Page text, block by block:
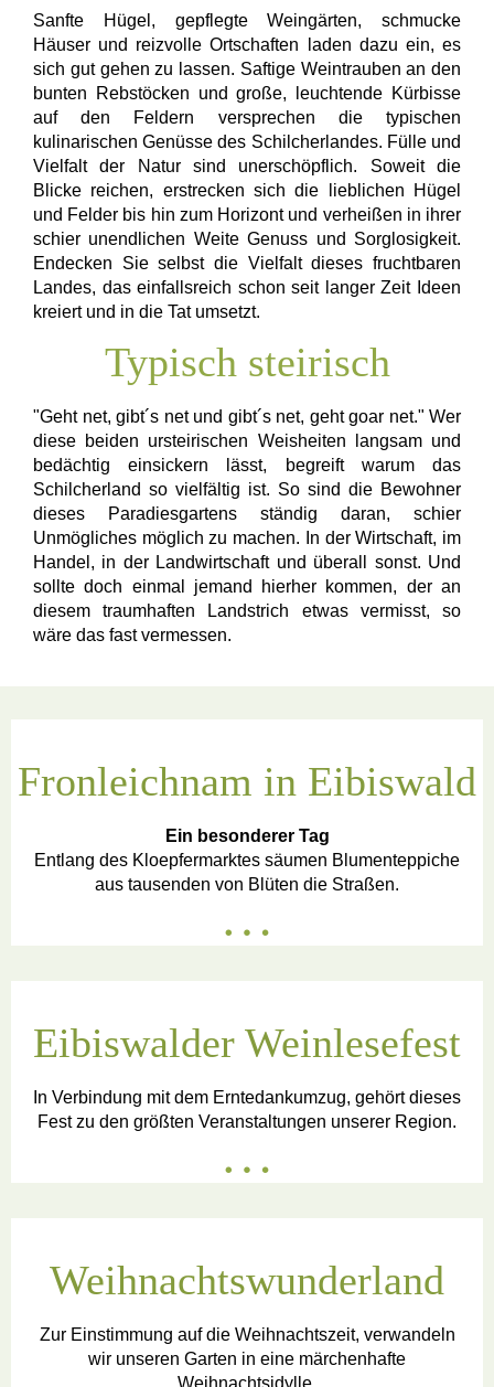
Sanfte Hügel, gepflegte Weingärten, schmucke
Häuser und reizvolle Ortschaften laden dazu ein, es
sich gut gehen zu lassen. Saftige Weintrauben an den
bunten Rebstöcken und große, leuchtende Kürbisse
auf den Feldern versprechen die typischen
kulinarischen Genüsse des Schilcherlandes. Fülle und
Vielfalt der Natur sind unerschöpflich. Soweit die
Blicke reichen, erstrecken sich die lieblichen Hügel
und Felder bis hin zum Horizont und verheißen in ihrer
schier unendlichen Weite Genuss und Sorglosigkeit.
Endecken Sie selbst die Vielfalt dieses fruchtbaren
Landes, das einfallsreich schon seit langer Zeit Ideen
kreiert und in die Tat umsetzt.
Typisch steirisch
"Geht net, gibt´s net und gibt´s net, geht goar net." Wer
diese beiden ursteirischen Weisheiten langsam und
bedächtig einsickern lässt, begreift warum das
Schilcherland so vielfältig ist. So sind die Bewohner
dieses Paradiesgartens ständig daran, schier
Unmögliches möglich zu machen. In der Wirtschaft, im
Handel, in der Landwirtschaft und überall sonst. Und
sollte doch einmal jemand hierher kommen, der an
diesem traumhaften Landstrich etwas vermisst, so
wäre das fast vermessen.
Fronleichnam in Eibiswald
Ein besonderer Tag
Entlang des Kloepfermarktes säumen Blumenteppiche
aus tausenden von Blüten die Straßen.
Eibiswalder Weinlesefest
In Verbindung mit dem Erntedankumzug, gehört dieses
Fest zu den größten Veranstaltungen unserer Region.
Weihnachtswunderland
Zur Einstimmung auf die Weihnachtszeit, verwandeln
wir unseren Garten in eine märchenhafte
Weihnachtsidylle.